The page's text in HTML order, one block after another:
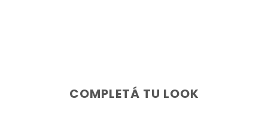
COMPLETÁ TU LOOK